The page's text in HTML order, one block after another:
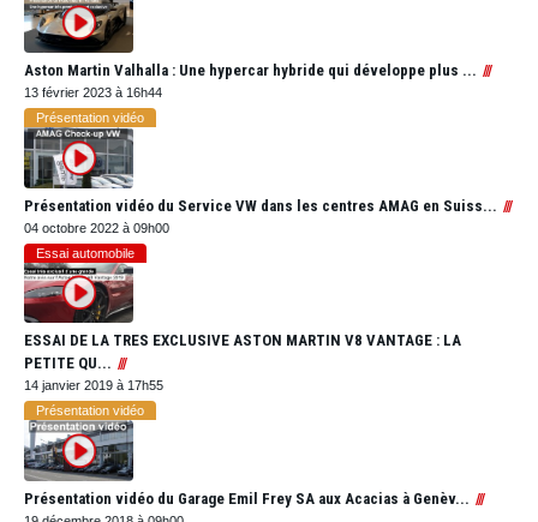
Aston Martin Valhalla : Une hypercar hybride qui développe plus ...
13 février 2023 à 16h44
Présentation vidéo
Présentation vidéo du Service VW dans les centres AMAG en Suiss...
04 octobre 2022 à 09h00
Essai automobile
ESSAI DE LA TRES EXCLUSIVE ASTON MARTIN V8 VANTAGE : LA
PETITE QU...
14 janvier 2019 à 17h55
Présentation vidéo
Présentation vidéo du Garage Emil Frey SA aux Acacias à Genèv...